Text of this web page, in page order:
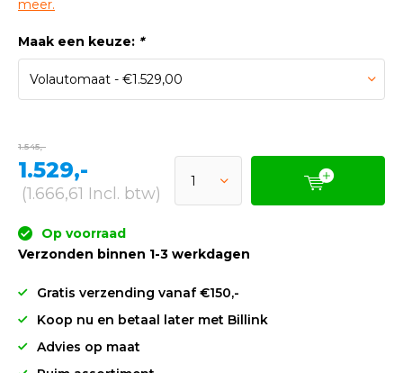
meer.
Maak een keuze: *
1.545,-
1.529,-
(1.666,61 Incl. btw)
Op voorraad
Verzonden binnen 1-3 werkdagen
Gratis verzending vanaf €150,-
Koop nu en betaal later met Billink
Advies op maat